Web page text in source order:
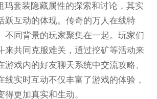
玛套装隐藏属性的探索和讨论，其实
跃互动的体现。传奇的万人在线特
不同背景的玩家聚集在一起。玩家们
来共同克服难关，通过挖矿等活动来
游戏内的好友聊天系统中交流攻略、
线实时互动不仅丰富了游戏的体验，
更加真实和生动。